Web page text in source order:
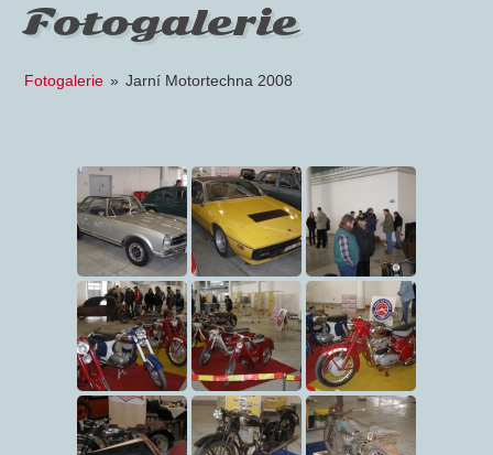
Fotogalerie
Fotogalerie » Jarní Motortechna 2008